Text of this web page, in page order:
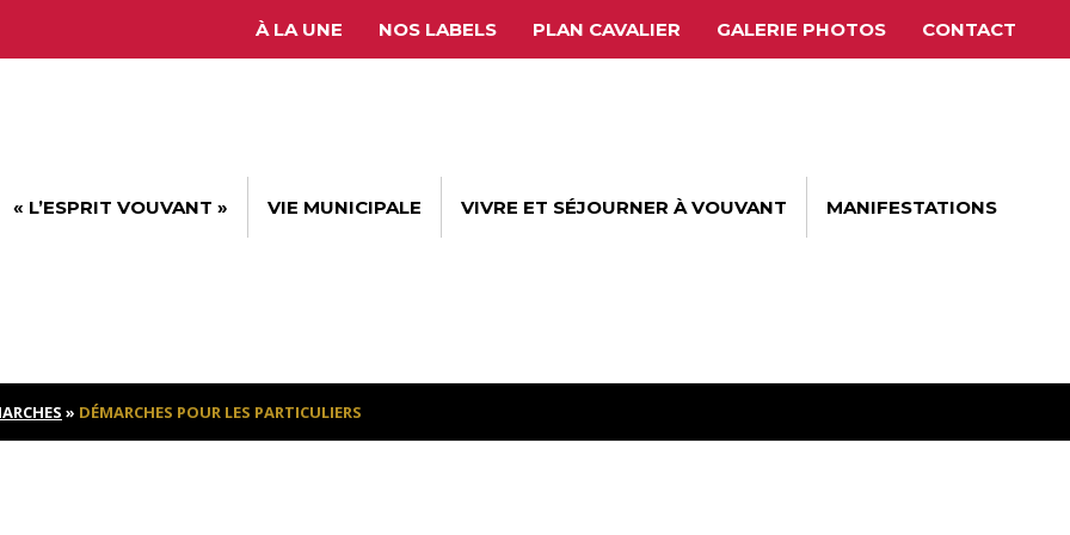
À LA UNE NOS LABELS PLAN CAVALIER GALERIE PHOTOS CONTACT
« L’ESPRIT VOUVANT » VIE MUNICIPALE VIVRE ET SÉJOURNER À VOUVANT MANIFESTATIONS
» DÉMARCHES POUR LES PARTICULIERS